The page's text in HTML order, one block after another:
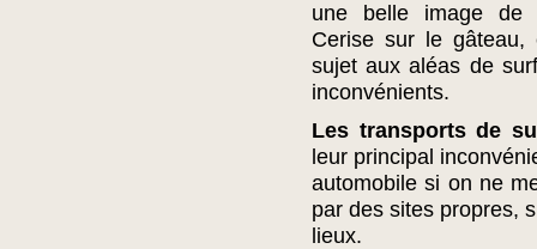
une belle image de
Cerise sur le gâteau,
sujet aux aléas de
inconvénients.
Les transports de
leur principal
automobile si on ne
par des sites propres,
lieux.